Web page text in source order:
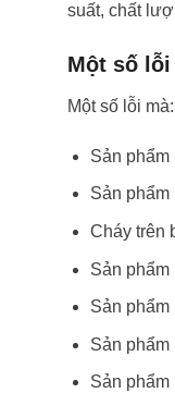
suất, chất
Một số
Một số lỗi mà:
Sản
Sản phẩm
Cháy trên
Sản phẩm
Sản phẩm
Sản phẩm
Sản phẩm